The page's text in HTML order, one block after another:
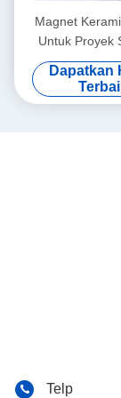
Magnet
Untuk Proyek
Kerajinan /
Tulis
Dapatkan
Telp